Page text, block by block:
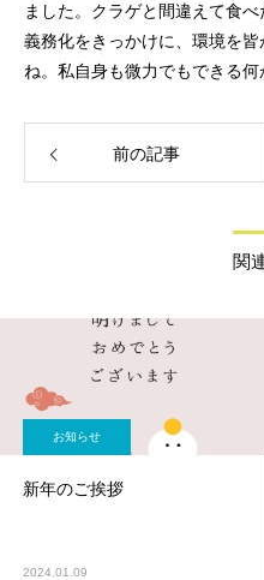
ました。クラゲと間違えて食
義務化をきっかけに、環境を
ね。私自身も微力でもできる何
前の記事
関
お知らせ
新年のご挨拶
2024.01.09